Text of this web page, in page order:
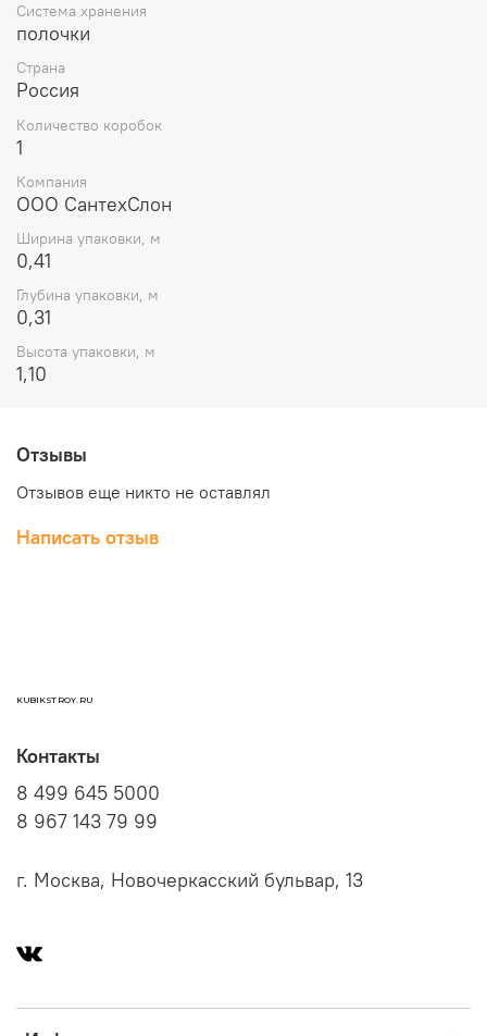
Система хранения
полочки
Страна
Россия
Количество коробок
1
Компания
ООО СантехСлон
Ширина упаковки, м
0,41
Глубина упаковки, м
0,31
Высота упаковки, м
1,10
Отзывы
Отзывов еще никто не оставлял
Написать отзыв
KUBIKSTROY.RU
Контакты
8 499 645 5000
8 967 143 79 99
г. Москва, Новочеркасский бульвар, 13